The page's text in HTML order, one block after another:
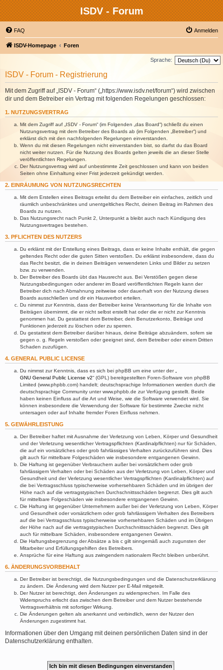
ISDV - Forum
FAQ Anmelden
ISDV-Homepage Foren
Sprache:
ISDV - Forum - Registrierung
Mit dem Zugriff auf „ISDV - Forum“ („https://www.isdv.net/forum“) wird zwischen
dir und dem Betreiber ein Vertrag mit folgenden Regelungen geschlossen:
1. NUTZUNGSVERTRAG
Mit dem Zugriff auf „ISDV - Forum“ (im Folgenden „das Board“) schließt du einen
Nutzungsvertrag mit dem Betreiber des Boards ab (im Folgenden „Betreiber“) und
erklärst dich mit den nachfolgenden Regelungen einverstanden.
Wenn du mit diesen Regelungen nicht einverstanden bist, so darfst du das Board
nicht weiter nutzen. Für die Nutzung des Boards gelten jeweils die an dieser Stelle
veröffentlichten Regelungen.
Der Nutzungsvertrag wird auf unbestimmte Zeit geschlossen und kann von beiden
Seiten ohne Einhaltung einer Frist jederzeit gekündigt werden.
2. EINRÄUMUNG VON NUTZUNGSRECHTEN
Mit dem Erstellen eines Beitrags erteilst du dem Betreiber ein einfaches, zeitlich und
räumlich unbeschränktes und unentgeltliches Recht, deinen Beitrag im Rahmen des
Boards zu nutzen.
Das Nutzungsrecht nach Punkt 2, Unterpunkt a bleibt auch nach Kündigung des
Nutzungsvertrages bestehen.
3. PFLICHTEN DES NUTZERS
Du erklärst mit der Erstellung eines Beitrags, dass er keine Inhalte enthält, die gegen
geltendes Recht oder die guten Sitten verstoßen. Du erklärst insbesondere, dass du
das Recht besitzt, die in deinen Beiträgen verwendeten Links und Bilder zu setzen
bzw. zu verwenden.
Der Betreiber des Boards übt das Hausrecht aus. Bei Verstößen gegen diese
Nutzungsbedingungen oder anderer im Board veröffentlichten Regeln kann der
Betreiber dich nach Abmahnung zeitweise oder dauerhaft von der Nutzung dieses
Boards ausschließen und dir ein Hausverbot erteilen.
Du nimmst zur Kenntnis, dass der Betreiber keine Verantwortung für die Inhalte von
Beiträgen übernimmt, die er nicht selbst erstellt hat oder die er nicht zur Kenntnis
genommen hat. Du gestattest dem Betreiber, dein Benutzerkonto, Beiträge und
Funktionen jederzeit zu löschen oder zu sperren.
Du gestattest dem Betreiber darüber hinaus, deine Beiträge abzuändern, sofern sie
gegen o. g. Regeln verstoßen oder geeignet sind, dem Betreiber oder einem Dritten
Schaden zuzufügen.
4. GENERAL PUBLIC LICENSE
Du nimmst zur Kenntnis, dass es sich bei phpBB um eine unter der „
GNU General Public License v2“ (GPL) bereitgestellten Foren-Software von phpBB
Limited (www.phpbb.com) handelt; deutschsprachige Informationen werden durch die
deutschsprachige Community unter www.phpbb.de zur Verfügung gestellt. Beide
haben keinen Einfluss auf die Art und Weise, wie die Software verwendet wird. Sie
können insbesondere die Verwendung der Software für bestimmte Zwecke nicht
untersagen oder auf Inhalte fremder Foren Einfluss nehmen.
5. GEWÄHRLEISTUNG
Der Betreiber haftet mit Ausnahme der Verletzung von Leben, Körper und Gesundheit
und der Verletzung wesentlicher Vertragspflichten (Kardinalpflichten) nur für Schäden,
die auf ein vorsätzliches oder grob fahrlässiges Verhalten zurückzuführen sind. Dies
gilt auch für mittelbare Folgeschäden wie insbesondere entgangenen Gewinn.
Die Haftung ist gegenüber Verbrauchern außer bei vorsätzlichem oder grob
fahrlässigem Verhalten oder bei Schäden aus der Verletzung von Leben, Körper und
Gesundheit und der Verletzung wesentlicher Vertragspflichten (Kardinalpflichten) auf
die bei Vertragsschluss typischerweise vorhersehbaren Schäden und im übrigen der
Höhe nach auf die vertragstypischen Durchschnittsschäden begrenzt. Dies gilt auch
für mittelbare Folgeschäden wie insbesondere entgangenen Gewinn.
Die Haftung ist gegenüber Unternehmern außer bei der Verletzung von Leben, Körper
und Gesundheit oder vorsätzlichem oder grob fahrlässigem Verhalten des Betreibers
auf die bei Vertragsschluss typischerweise vorhersehbaren Schäden und im Übrigen
der Höhe nach auf die vertragstypischen Durchschnittsschäden begrenzt. Dies gilt
auch für mittelbare Schäden, insbesondere entgangenen Gewinn.
Die Haftungsbegrenzung der Absätze a bis c gilt sinngemäß auch zugunsten der
Mitarbeiter und Erfüllungsgehilfen des Betreibers.
Ansprüche für eine Haftung aus zwingendem nationalem Recht bleiben unberührt.
6. ÄNDERUNGSVORBEHALT
Der Betreiber ist berechtigt, die Nutzungsbedingungen und die Datenschutzerklärung
zu ändern. Die Änderung wird dem Nutzer per E-Mail mitgeteilt.
Der Nutzer ist berechtigt, den Änderungen zu widersprechen. Im Falle des
Widerspruchs erlischt das zwischen dem Betreiber und dem Nutzer bestehende
Vertragsverhältnis mit sofortiger Wirkung.
Die Änderungen gelten als anerkannt und verbindlich, wenn der Nutzer den
Änderungen zugestimmt hat.
Informationen über den Umgang mit deinen persönlichen Daten sind in der
Datenschutzerklärung enthalten.